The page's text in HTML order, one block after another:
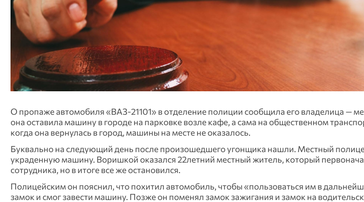
О пропаже автомобиля «ВАЗ-21101» в отделение полиции сообщила его владелица —
она оставила машину в городе на парковке возле кафе, а сама на общественном
когда она вернулась в город, машины на месте не оказалось.
Буквально на следующий день после произошедшего угонщика нашли. Местный
украденную машину. Воришкой оказался 22летний местный житель, который
сотрудника, но в итоге все же остановился.
Полицейским он пояснил, что похитил автомобиль, чтобы «пользоваться им в
замок и смог завести машину. Позже он поменял замок зажигания и замок на